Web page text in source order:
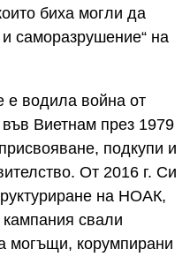
биха могли да
саморазрушение“ на
е водила война от
във Виетнам през 1979
подкупи и
От 2016 г. Си
на НОАК,
кампания свали
могъщи, корумпирани